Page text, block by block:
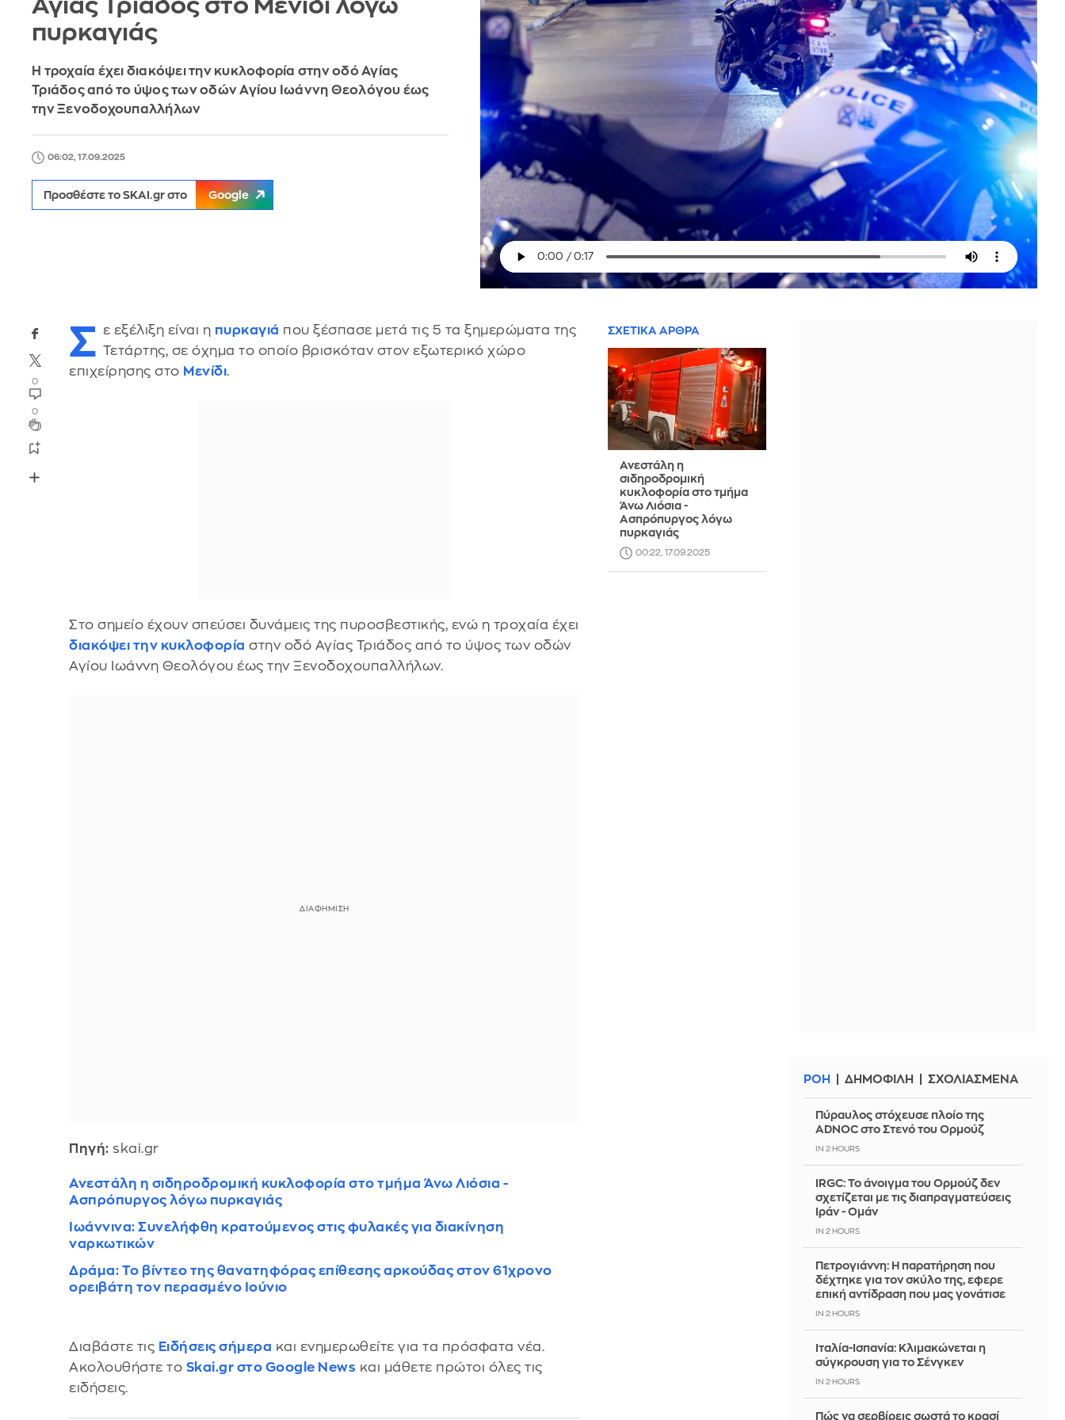
Αγίας Τριάδος στο Μενίδι λόγω
πυρκαγιάς
Η τροχαία έχει διακόψει την κυκλοφορία στην οδό Αγίας
Τριάδος από το ύψος των οδών Αγίου Ιωάννη Θεολόγου έως
την Ξενοδοχουπαλλήλων
06:02, 17.09.2025
Προσθέστε το SKAI.gr στο Google
0
0
Σ ε εξέλιξη είναι η πυρκαγιά που ξέσπασε μετά τις 5 τα ξημερώματα της
Τετάρτης, σε όχημα το οποίο βρισκόταν στον εξωτερικό χώρο
επιχείρησης στο Μενίδι.
Στο σημείο έχουν σπεύσει δυνάμεις της πυροσβεστικής, ενώ η τροχαία έχει
διακόψει την κυκλοφορία στην οδό Αγίας Τριάδος από το ύψος των οδών
Αγίου Ιωάννη Θεολόγου έως την Ξενοδοχουπαλλήλων.
Πηγή: skai.gr
Ανεστάλη η σιδηροδρομική κυκλοφορία στο τμήμα Άνω Λιόσια -
Ασπρόπυργος λόγω πυρκαγιάς
Ιωάννινα: Συνελήφθη κρατούμενος στις φυλακές για διακίνηση
ναρκωτικών
Δράμα: Το βίντεο της θανατηφόρας επίθεσης αρκούδας στον 61χρονο
ορειβάτη τον περασμένο Ιούνιο
Διαβάστε τις Ειδήσεις σήμερα και ενημερωθείτε για τα πρόσφατα νέα.
Ακολουθήστε το Skai.gr στο Google News και μάθετε πρώτοι όλες τις
ειδήσεις.
ΣΧΕΤΙΚΑ ΑΡΘΡΑ
Ανεστάλη η
σιδηροδρομική
κυκλοφορία στο τμήμα
Άνω Λιόσια -
Ασπρόπυργος λόγω
πυρκαγιάς
00:22, 17.09.2025
ΡΟΗ ΔΗΜΟΦΙΛΗ ΣΧΟΛΙΑΣΜΕΝΑ
Πύραυλος στόχευσε πλοίο της
ADNOC στο Στενό του Ορμούζ
IN 2 HOURS
IRGC: Το άνοιγμα του Ορμούζ δεν
σχετίζεται με τις διαπραγματεύσεις
Ιράν - Ομάν
IN 2 HOURS
Πετρογιάννη: Η παρατήρηση που
δέχτηκε για τον σκύλο της, εφερε
επική αντίδραση που μας γονάτισε
IN 2 HOURS
Ιταλία-Ισπανία: Κλιμακώνεται η
σύγκρουση για το Σένγκεν
IN 2 HOURS
Πώς να σερβίρεις σωστά το κρασί